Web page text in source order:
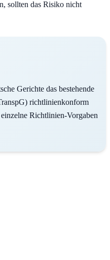
sollten das Risiko nicht
Gerichte das bestehende
richtlinienkonform
Richtlinien-Vorgaben